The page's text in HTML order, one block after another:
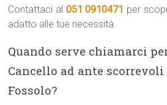
Contattaci al 051 0910471 per
adatto alle tue necessità.
Quando serve chiamarci
Cancello ad ante scorrevoli
Fossolo?